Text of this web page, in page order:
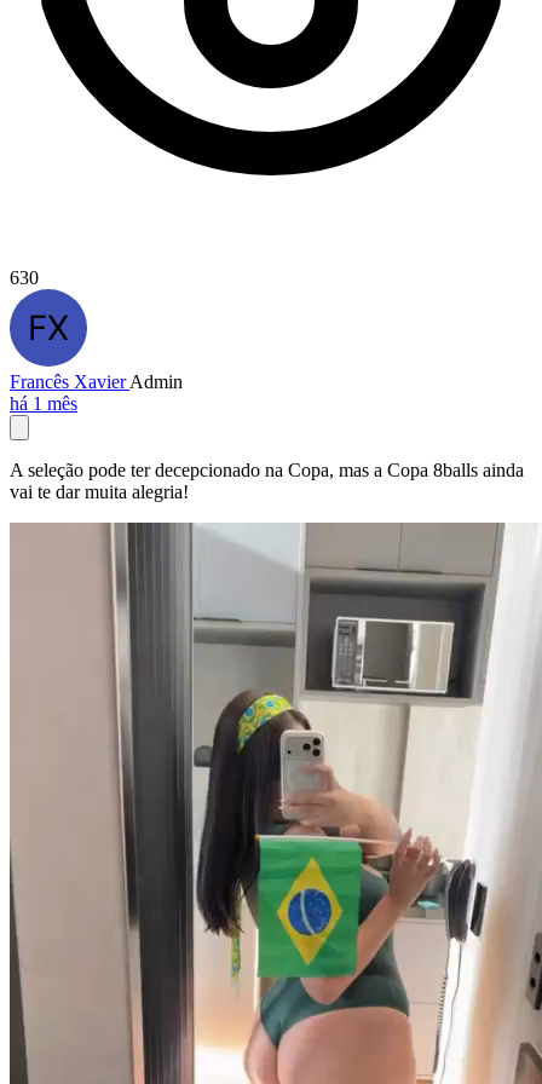
630
Francês XavierAdmin
há 1 mês
A seleção pode ter decepcionado na Copa, mas a Copa 8balls ainda
vai te dar muita alegria!